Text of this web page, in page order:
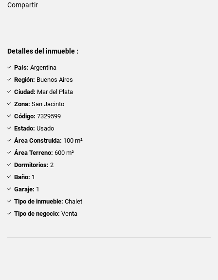
Compartir
Detalles del inmueble :
País: Argentina
Región: Buenos Aires
Ciudad: Mar del Plata
Zona: San Jacinto
Código: 7329599
Estado: Usado
Área Construida: 100 m²
Área Terreno: 600 m²
Dormitorios: 2
Baño: 1
Garaje: 1
Tipo de inmueble: Chalet
Tipo de negocio: Venta